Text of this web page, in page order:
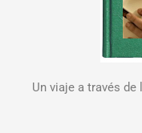
Un viaje a través